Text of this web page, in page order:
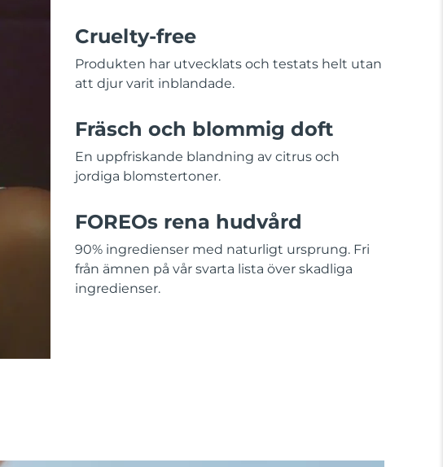
Cruelty-free
Produkten har utvecklats och testats helt utan
att djur varit inblandade.
Fräsch och blommig doft
En uppfriskande blandning av citrus och
jordiga blomstertoner.
FOREOs rena hudvård
90% ingredienser med naturligt ursprung. Fri
från ämnen på vår svarta lista över skadliga
ingredienser.